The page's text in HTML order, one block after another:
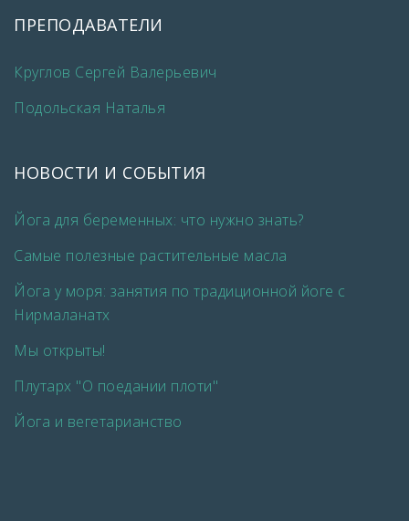
ПРЕПОДАВАТЕЛИ
Круглов Сергей Валерьевич
Подольская Наталья
НОВОСТИ И СОБЫТИЯ
Йога для беременных: что нужно знать?
Самые полезные растительные масла
Йога у моря: занятия по традиционной йоге с
Нирмаланатх
Мы открыты!
Плутарх "О поедании плоти"
Йога и вегетарианство